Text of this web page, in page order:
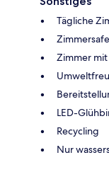
Tägliche
Zimmersafe
Zimmer
LED-
Recycling
Nur